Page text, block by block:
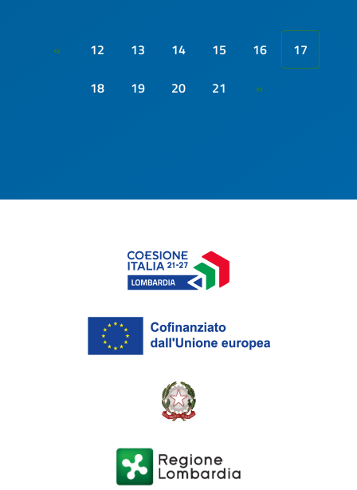
« 12 13 14 15 16
17
18
19 20 21 »